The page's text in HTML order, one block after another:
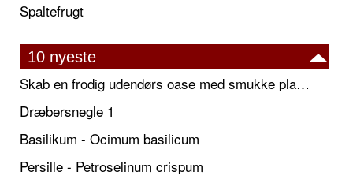
Spaltefrugt
10 nyeste
Skab en frodig udendørs oase med smukke plantekrukker og elegante espalier
Dræbersnegle 1
Basilikum - Ocimum basilicum
Persille - Petroselinum crispum